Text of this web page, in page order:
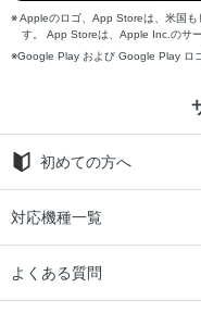
Appleのロゴ、App Storeは、米国
す。 App Storeは、Apple Inc.のサー
Google Play および Google Play ロ
初めての方へ
対応機種一覧
よくある質問